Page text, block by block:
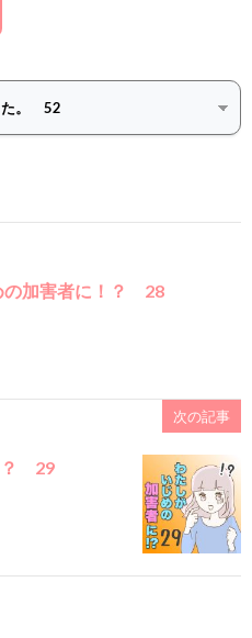
の加害者に！？ 28
次の記事
？ 29